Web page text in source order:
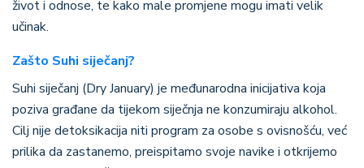
život i odnose, te kako male promjene mogu imati velik
učinak.
Zašto Suhi siječanj?
Suhi siječanj (Dry January) je međunarodna inicijativa koja
poziva građane da tijekom siječnja ne konzumiraju alkohol.
Cilj nije detoksikacija niti program za osobe s ovisnošću, već
prilika da zastanemo, preispitamo svoje navike i otkrijemo